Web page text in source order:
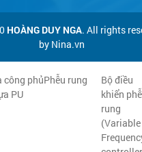
HOÀNG DUY NGA. All rights
by Nina.vn
công phủ
PU
Phễu rung
Bộ điều
khiển
rung
(Variable